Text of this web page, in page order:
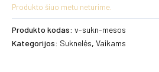
Produkto šiuo metu neturime.
Produkto kodas: v-sukn-mesos
Kategorijos: Suknelės, Vaikams